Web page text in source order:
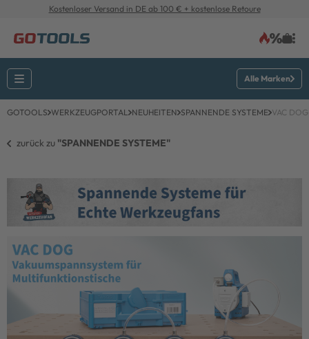
Kostenloser Versand in DE ab 100 € + kostenlose Retoure
Alle Marken
GOTOOLS WERKZEUGPORTAL NEUHEITEN SPANNENDE SYSTEME VAC DOG
zurück zu "SPANNENDE SYSTEME"